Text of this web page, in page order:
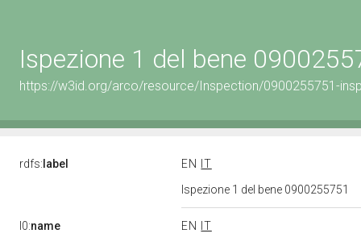
Ispezione 1 del bene
https://w3id.org/arco/resource/Inspection/0900255751-
rdfs: label EN
IT
Ispezione 1 del bene 0900255751
l0:name EN
IT